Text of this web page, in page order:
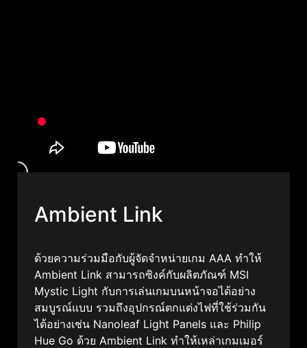
Ambient Link
ด้วยความร่วมมือกับผู้จัดจำหน่ายเกม AAA ทำให้
Ambient Link สามารถซิงค์กับผลิตภัณฑ์ MSI
Mystic Light กับการเล่นเกมบนหน้าจอได้อย่าง
สมบูรณ์แบบ รวมถึงอุปกรณ์ตกแต่งไฟที่ใช้ร่วมกัน
ได้อย่างเช่น Nanoleaf Light Panels และ Philip
Hue Go ด้วย Ambient Link ทำให้เหล่าเกมเมอร์